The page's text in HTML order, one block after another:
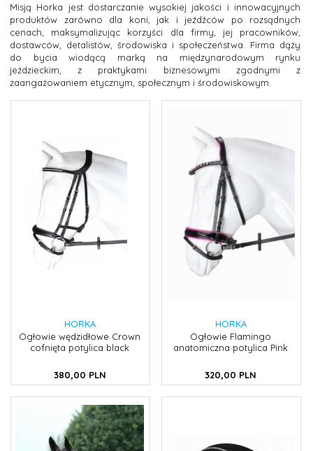
Misją Horka jest dostarczanie wysokiej jakości i innowacyjnych
produktów zarówno dla koni, jak i jeźdźców po rozsądnych
cenach, maksymalizując korzyści dla firmy, jej pracowników,
dostawców, detalistów, środowiska i społeczeństwa. Firma dąży
do bycia wiodącą marką na międzynarodowym rynku
jeździeckim, z praktykami biznesowymi zgodnymi z
zaangażowaniem etycznym, społecznym i środowiskowym.
HORKA
Ogłowie wędzidłowe Crown
cofnięta potylica black
380,00 PLN
HORKA
Ogłowie Flamingo
anatomiczna potylica Pink
320,00 PLN